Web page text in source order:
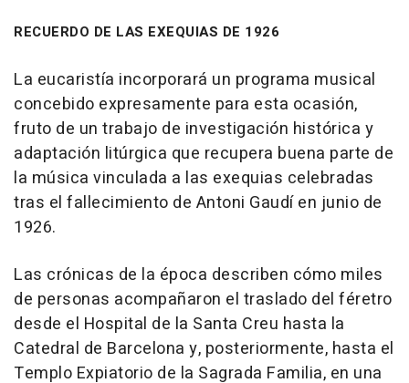
RECUERDO DE LAS EXEQUIAS DE 1926
La eucaristía incorporará un programa musical
concebido expresamente para esta ocasión,
fruto de un trabajo de investigación histórica y
adaptación litúrgica que recupera buena parte de
la música vinculada a las exequias celebradas
tras el fallecimiento de Antoni Gaudí en junio de
1926.
Las crónicas de la época describen cómo miles
de personas acompañaron el traslado del féretro
desde el Hospital de la Santa Creu hasta la
Catedral de Barcelona y, posteriormente, hasta el
Templo Expiatorio de la Sagrada Familia, en una